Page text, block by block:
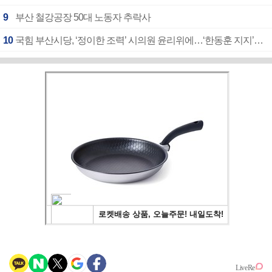
9 부산 철강공장 50대 노동자 추락사
10 국힘 부산시당, ‘정이한 조력’ 시의원 윤리위에…‘한동훈 지지’도 신고접수